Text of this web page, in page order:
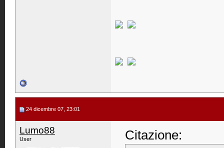
24 dicembre 07, 23:01
Lumo88
User Citazione: